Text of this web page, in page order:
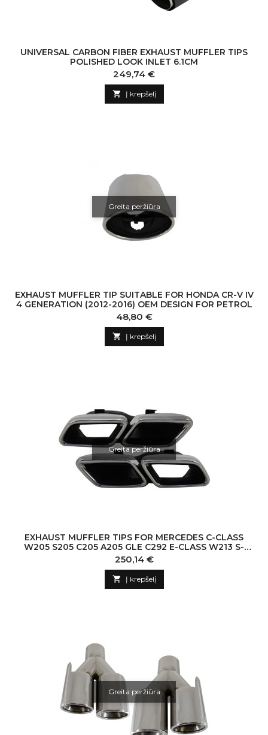
UNIVERSAL CARBON FIBER EXHAUST MUFFLER TIPS
POLISHED LOOK INLET 6.1CM
Kaina
249,74 €
 Į krepšelį
Greita peržiūra
EXHAUST MUFFLER TIP SUITABLE FOR HONDA CR-V IV
4 GENERATION (2012-2016) OEM DESIGN FOR PETROL
Kaina
48,80 €
 Į krepšelį
Greita peržiūra
EXHAUST MUFFLER TIPS FOR MERCEDES C-CLASS
W205 S205 C205 A205 GLE C292 E-CLASS W213 S-
CLASS W222 GLE W166 GLC W253 X253 C253 C21
Kaina
250,14 €
 Į krepšelį
Greita peržiūra